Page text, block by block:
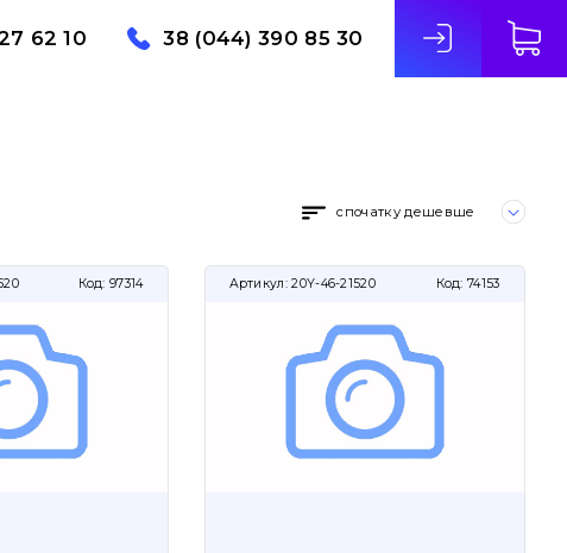
62 10 38 (044) 390 85 30
спочатку дешевше
Код: 97314 Артикул: 20Y-46-21520 Код: 74153